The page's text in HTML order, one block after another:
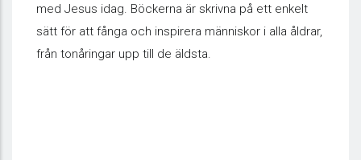
med Jesus idag. Böckerna är skrivna på ett enkelt
sätt för att fånga och inspirera människor i alla åldrar,
från tonåringar upp till de äldsta.